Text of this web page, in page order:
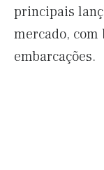
principais
mercado, com
embarcações.